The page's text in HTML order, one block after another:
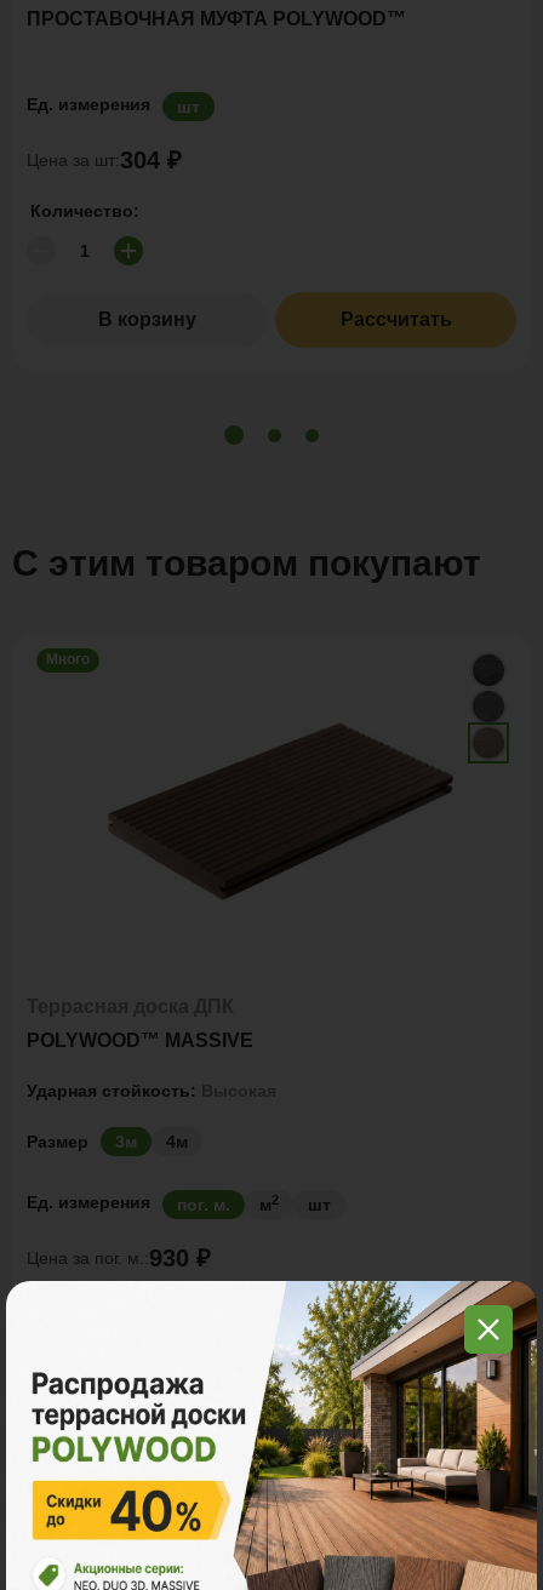
ПРОСТАВОЧНАЯ МУФТА POLYWOOD™
Ед. измерения шт
Цена за шт:304 ₽
Количество:
В корзину Рассчитать
С этим товаром покупают
Много
POLYWOOD™ MASSIVE
Ударная стойкость:
Размер 3м 4м
Ед. измерения пог. м. м2 шт
Цена за пог. м.:930 ₽
2790 ₽
В корзину Рассчитать